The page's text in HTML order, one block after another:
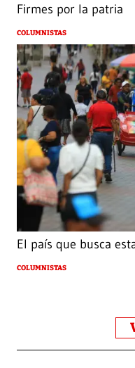
Firmes por la patria
COLUMNISTAS
El país que busca
COLUMNISTAS